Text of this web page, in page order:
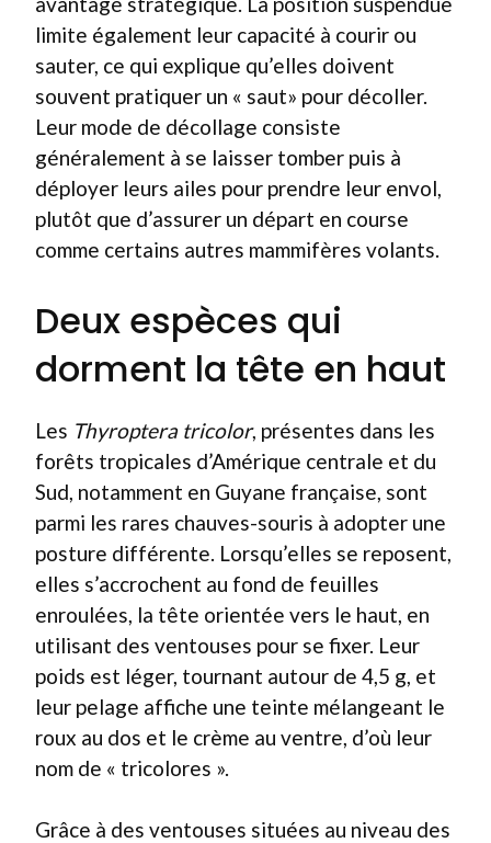
limite également leur capacité à courir ou
sauter, ce qui explique qu’elles doivent
souvent pratiquer un « saut» pour décoller.
Leur mode de décollage consiste
généralement à se laisser tomber puis à
déployer leurs ailes pour prendre leur envol,
plutôt que d’assurer un départ en course
comme certains autres mammifères volants.
Deux espèces qui
dorment la tête en haut
Les Thyroptera tricolor, présentes dans les
forêts tropicales d’Amérique centrale et du
Sud, notamment en Guyane française, sont
parmi les rares chauves-souris à adopter une
posture différente. Lorsqu’elles se reposent,
elles s’accrochent au fond de feuilles
enroulées, la tête orientée vers le haut, en
utilisant des ventouses pour se fixer. Leur
poids est léger, tournant autour de 4,5 g, et
leur pelage affiche une teinte mélangeant le
roux au dos et le crème au ventre, d’où leur
nom de « tricolores ».
Grâce à des ventouses situées au niveau des